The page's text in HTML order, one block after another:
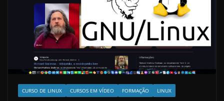
CURSO DE LINUX CURSOS EM VÍDEO FORMAÇÃO LINUX